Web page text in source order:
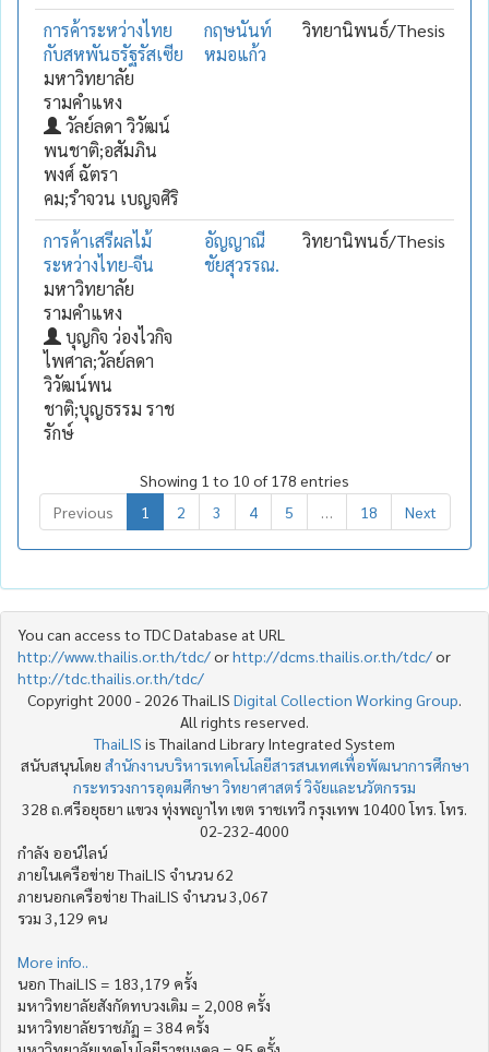
การค้าระหว่างไทย
กับสหพันธรัฐรัสเซีย
มหาวิทยาลัย
รามคำแหง
วัลย์ลดา วิวัฒน์
พนชาติ;อสัมภิน
พงศ์ ฉัตรา
คม;รำจวน เบญจศิริ
กฤษนันท์
หมอแก้ว
วิทยานิพนธ์/Thesis
การค้าเสรีผลไม้
ระหว่างไทย-จีน
มหาวิทยาลัย
รามคำแหง
บุญกิจ ว่องไวกิจ
ไพศาล;วัลย์ลดา
วิวัฒน์พน
ชาติ;บุญธรรม ราช
รักษ์
อัญญาณี
ชัยสุวรรณ.
วิทยานิพนธ์/Thesis
Showing 1 to 10 of 178 entries
Previous
1 2 3 4 5 18 Next
You can access to TDC Database at URL
http://www.thailis.or.th/tdc/orhttp://dcms.thailis.or.th/tdc/or
http://tdc.thailis.or.th/tdc/
Copyright 2000 - 2026 ThaiLIS Digital Collection Working Group
All rights reserved.
ThaiLIS is Thailand Library Integrated System
สนับสนุนโดย สำนักงานบริหารเทคโนโลยีสารสนเทศเพื่อพัฒนาการศึกษา
กระทรวงการอุดมศึกษา วิทยาศาสตร์ วิจัยและนวัตกรรม
328 ถ.ศรีอยุธยา แขวง ทุ่งพญาไท เขต ราชเทวี กรุงเทพ 10400 โทร. โทร.
02-232-4000
กำลัง ออน์ไลน์
ภายในเครือข่าย ThaiLIS จำนวน 62
ภายนอกเครือข่าย ThaiLIS จำนวน 3,067
รวม 3,129 คน
More info..
นอก ThaiLIS = 183,179 ครั้ง
มหาวิทยาลัยสังกัดทบวงเดิม = 2,008 ครั้ง
มหาวิทยาลัยราชภัฏ = 384 ครั้ง